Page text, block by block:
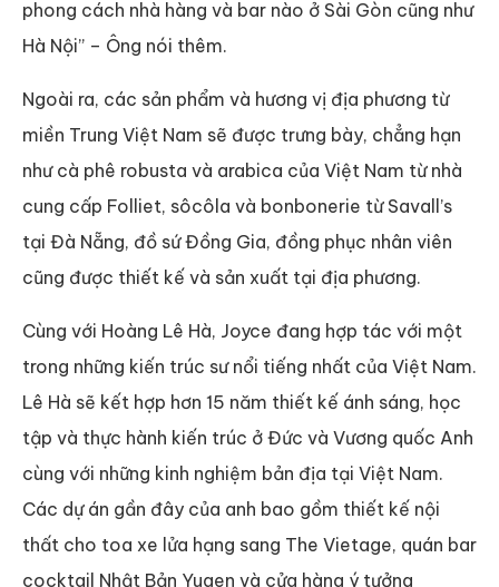
phong cách nhà hàng và bar nào ở Sài Gòn cũng như
Hà Nội” – Ông nói thêm.
Ngoài ra, các sản phẩm và hương vị địa phương từ
miền Trung Việt Nam sẽ được trưng bày, chẳng hạn
như cà phê robusta và arabica của Việt Nam từ nhà
cung cấp Folliet, sôcôla và bonbonerie từ Savall’s
tại Đà Nẵng, đồ sứ Đồng Gia, đồng phục nhân viên
cũng được thiết kế và sản xuất tại địa phương.
Cùng với Hoàng Lê Hà, Joyce đang hợp tác với một
trong những kiến trúc sư nổi tiếng nhất của Việt Nam.
Lê Hà sẽ kết hợp hơn 15 năm thiết kế ánh sáng, học
tập và thực hành kiến trúc ở Đức và Vương quốc Anh
cùng với những kinh nghiệm bản địa tại Việt Nam.
Các dự án gần đây của anh bao gồm thiết kế nội
thất cho toa xe lửa hạng sang The Vietage, quán bar
cocktail Nhật Bản Yugen và cửa hàng ý tưởng